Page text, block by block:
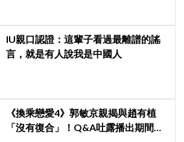
IU親口認證：這輩子看過最離譜的謠
言，就是有人說我是中國人
《換乘戀愛4》郭敏京親揭與趙有植
「沒有復合」！Q&A吐露播出期間壓